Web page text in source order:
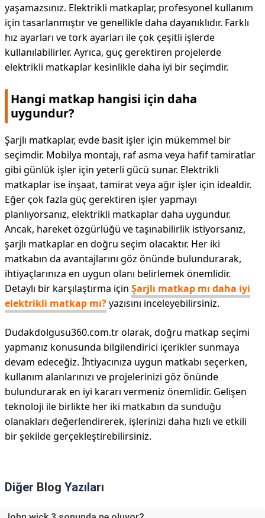
yaşamazsınız. Elektrikli matkaplar, profesyonel kullanım
için tasarlanmıştır ve genellikle daha dayanıklıdır. Farklı
hız ayarları ve tork ayarları ile çok çeşitli işlerde
kullanılabilirler. Ayrıca, güç gerektiren projelerde
elektrikli matkaplar kesinlikle daha iyi bir seçimdir.
Hangi matkap hangisi için daha
uygundur?
Şarjlı matkaplar, evde basit işler için mükemmel bir
seçimdir. Mobilya montajı, raf asma veya hafif tamiratlar
gibi günlük işler için yeterli gücü sunar. Elektrikli
matkaplar ise inşaat, tamirat veya ağır işler için idealdir.
Eğer çok fazla güç gerektiren işler yapmayı
planlıyorsanız, elektrikli matkaplar daha uygundur.
Ancak, hareket özgürlüğü ve taşınabilirlik istiyorsanız,
şarjlı matkaplar en doğru seçim olacaktır. Her iki
matkabın da avantajlarını göz önünde bulundurarak,
ihtiyaçlarınıza en uygun olanı belirlemek önemlidir.
Detaylı bir karşılaştırma için Şarjlı matkap mı daha iyi
elektrikli matkap mı?yazısını inceleyebilirsiniz.
Dudakdolgusu360.com.tr olarak, doğru matkap seçimi
yapmanız konusunda bilgilendirici içerikler sunmaya
devam edeceğiz. İhtiyacınıza uygun matkabı seçerken,
kullanım alanlarınızı ve projelerinizi göz önünde
bulundurarak en iyi kararı vermeniz önemlidir. Gelişen
teknoloji ile birlikte her iki matkabın da sunduğu
olanakları değerlendirerek, işlerinizi daha hızlı ve etkili
bir şekilde gerçekleştirebilirsiniz.
Diğer Blog Yazıları